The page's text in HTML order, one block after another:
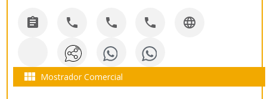
    
 Mostrador Comercial